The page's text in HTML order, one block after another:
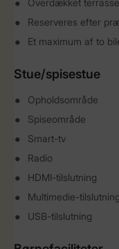
Overdækket terrasse
Reserveres efter
Et maximum af to
Stue/spisestue
Opholdsområde
Spiseområde
Smart-tv
Radio
HDMI-tilslutning
Multimedie-tilslutning
USB-tilslutning